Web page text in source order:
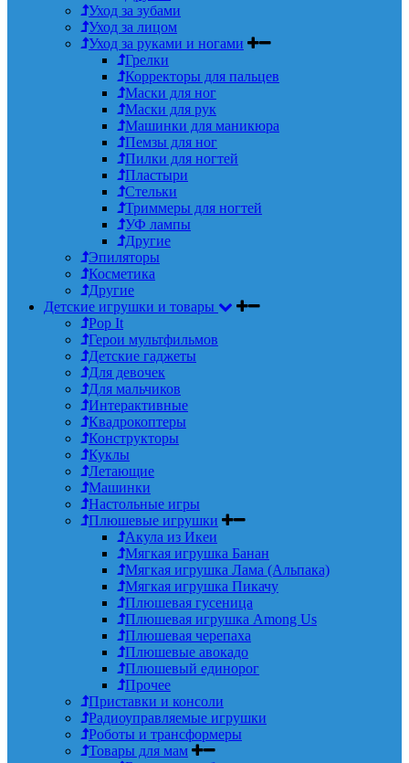
Уход за зубами
Уход за лицом
Уход за руками и ногами
Грелки
Корректоры для пальцев
Маски для ног
Маски для рук
Машинки для маникюра
Пемзы для ног
Пилки для ногтей
Пластыри
Стельки
Триммеры для ногтей
УФ лампы
Другие
Эпиляторы
Косметика
Другие
Детские игрушки и товары
Pop It
Герои мультфильмов
Детские гаджеты
Для девочек
Для мальчиков
Интерактивные
Квадрокоптеры
Конструкторы
Куклы
Летающие
Машинки
Настольные игры
Плюшевые игрушки
Акула из Икеи
Мягкая игрушка Банан
Мягкая игрушка Лама (Альпака)
Мягкая игрушка Пикачу
Плюшевая гусеница
Плюшевая игрушка Among Us
Плюшевая черепаха
Плюшевые авокадо
Плюшевый единорог
Прочее
Приставки и консоли
Радиоуправляемые игрушки
Роботы и трансформеры
Товары для мам